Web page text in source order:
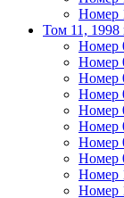
Номер
Том 11, 1998
Номер
Номер
Номер
Номер
Номер
Номер
Номер
Номер
Номер
Номер